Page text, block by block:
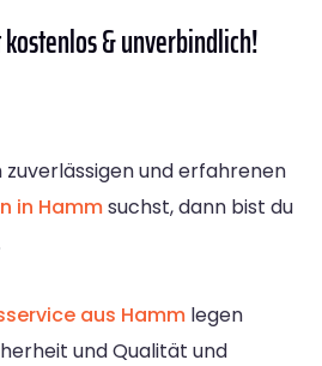
& unverbindlich!
und erfahrenen
in Hammsuchst, dann bist du
aus Hamm legen
und Qualität und